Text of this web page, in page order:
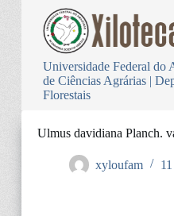
Universidade Federal do
de Ciências Agrárias |
Florestais
Ulmus davidiana Planch.
xyloufam